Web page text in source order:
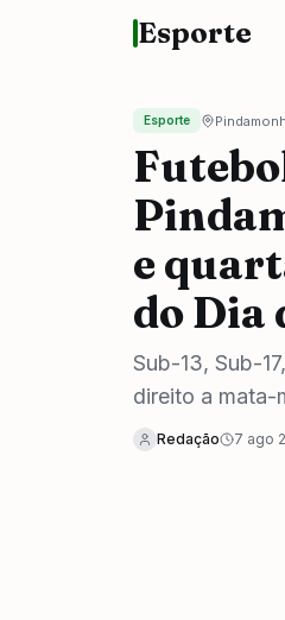
Esporte
Esporte
e
do Dia
Sub-13, Sub-
direito a mata-
Redação 7 ago